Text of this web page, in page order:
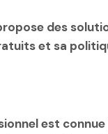
des
et sa
est